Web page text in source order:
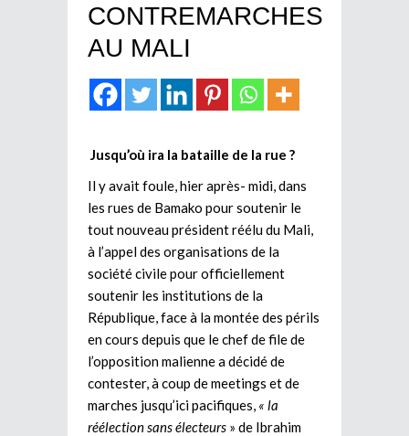
CONTREMARCHES
AU MALI
Jusqu’où ira la bataille de la rue ?
Il y avait foule, hier après- midi, dans
les rues de Bamako pour soutenir le
tout nouveau président réélu du Mali,
à l’appel des organisations de la
société civile pour officiellement
soutenir les institutions de la
République, face à la montée des périls
en cours depuis que le chef de file de
l’opposition malienne a décidé de
contester, à coup de meetings et de
marches jusqu’ici pacifiques, « la
réélection sans électeurs » de Ibrahim